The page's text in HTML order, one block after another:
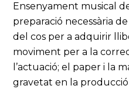
Ensenyament musical
preparació necessària
del cos per a adquirir
moviment per a la
l’actuació; el paper i la
gravetat en la